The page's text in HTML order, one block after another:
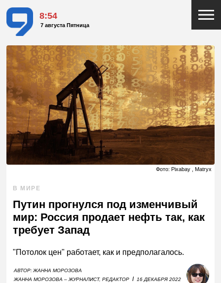
8:54
7 августа Пятница
Фото: Pixabay , Matryx
В МИРЕ
Путин прогнулся под изменчивый
мир: Россия продает нефть так, как
требует Запад
"Потолок цен" работает, как и предполагалось.
АВТОР:ЖАННА МОРОЗОВА
ЖАННА МОРОЗОВА – ЖУРНАЛИСТ, РЕДАКТОР I
16 ДЕКАБРЯ 2022